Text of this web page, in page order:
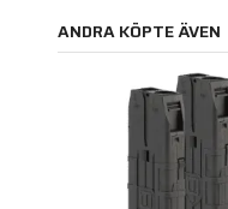
ANDRA KÖPTE ÄVEN